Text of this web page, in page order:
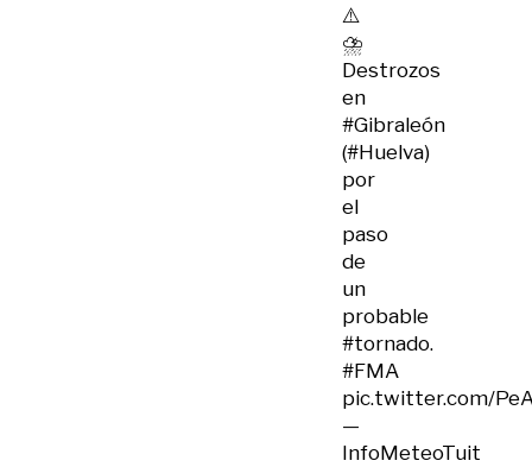
⚠️
⛈️
Destrozos
en
#Gibraleón
(#Huelva)
por
el
paso
de
un
probable
#tornado.
#FMA
pic.twitter.com/
—
InfoMeteoTuit